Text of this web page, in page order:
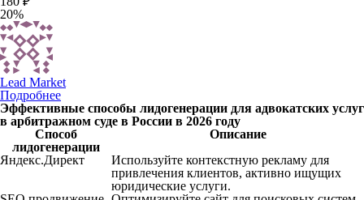
20%
Lead Market
Подробнее
Эффективные способы лидогенерации для адвокатских услуг
в арбитражном суде в России в 2026 году
Способ
лидогенерации
Описание
Яндекс.Директ
Используйте контекстную рекламу для
привлечения клиентов, активно ищущих
юридические услуги.